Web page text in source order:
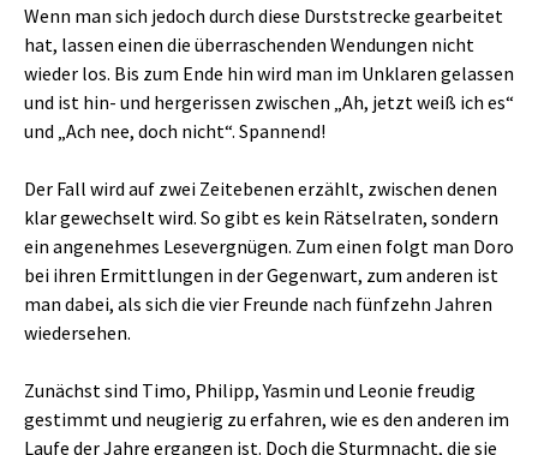
Wenn man sich jedoch durch diese Durststrecke gearbeitet
hat, lassen einen die überraschenden Wendungen nicht
wieder los. Bis zum Ende hin wird man im Unklaren gelassen
und ist hin- und hergerissen zwischen „Ah, jetzt weiß ich es“
und „Ach nee, doch nicht“. Spannend!
Der Fall wird auf zwei Zeitebenen erzählt, zwischen denen
klar gewechselt wird. So gibt es kein Rätselraten, sondern
ein angenehmes Lesevergnügen. Zum einen folgt man Doro
bei ihren Ermittlungen in der Gegenwart, zum anderen ist
man dabei, als sich die vier Freunde nach fünfzehn Jahren
wiedersehen.
Zunächst sind Timo, Philipp, Yasmin und Leonie freudig
gestimmt und neugierig zu erfahren, wie es den anderen im
Laufe der Jahre ergangen ist. Doch die Sturmnacht, die sie